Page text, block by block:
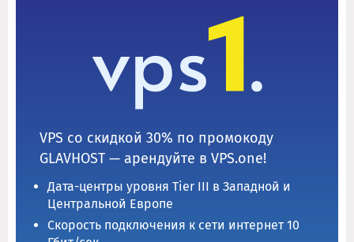
VPS со скидкой 30% по промокоду
GLAVHOST — арендуйте в VPS.one!
Дата-центры уровня Tier III в Западной и
Центральной Европе
Скорость подключения к сети интернет 10